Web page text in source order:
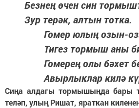
Безнең өчен син
Зур терәк, алтын тотка.
Гомер юлың озын-
Тигез тормыш аны
Гомерең олы бәхет
Авырлыклар килә
Сиңа алдагы тормышыңда бары
теләп, улың Ришат, яраткан